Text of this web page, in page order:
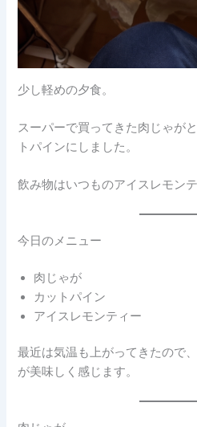
少し軽めの夕食。
スーパーで買ってきた肉じゃが
トパインにしました。
飲み物はいつものアイスレモンテ
今日のメニュー
肉じゃが
カットパイン
アイスレモンティー
最近は気温も上がってきたので
が美味しく感じます。